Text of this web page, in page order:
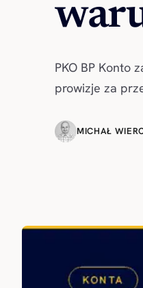
PKO BP Konto
prowizje za
MICHAŁ